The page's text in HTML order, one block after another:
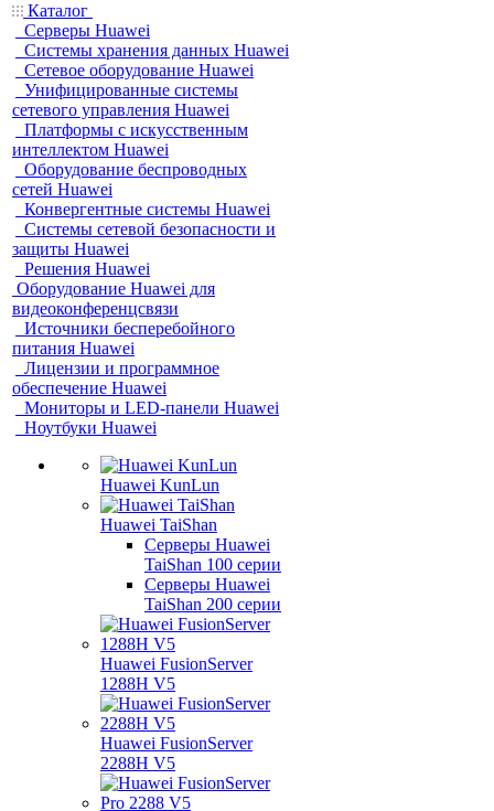
Каталог
Серверы Huawei
Системы хранения данных Huawei
Сетевое оборудование Huawei
Унифицированные системы
сетевого управления Huawei
Платформы с искусственным
интеллектом Huawei
Оборудование беспроводных
сетей Huawei
Конвергентные системы Huawei
Системы сетевой безопасности и
защиты Huawei
Решения Huawei
Оборудование Huawei для
видеоконференцсвязи
Источники бесперебойного
питания Huawei
Лицензии и программное
обеспечение Huawei
Мониторы и LED-панели Huawei
Ноутбуки Huawei
Huawei KunLun
Huawei TaiShan
Серверы Huawei
TaiShan 100 серии
Серверы Huawei
TaiShan 200 серии
Huawei FusionServer
1288H V5
Huawei FusionServer
2288H V5